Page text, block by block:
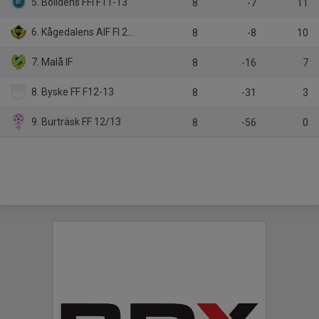
8 -7 11
6. Kågedalens AIF Fl 2012 Gul 8 -8 10
7. Malå IF 8 -16 7
8. Byske FF F12-13 8 -31 3
9. Burträsk FF 12/13 8 -56 0